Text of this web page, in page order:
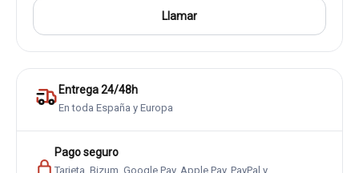
Llamar
Entrega 24/48h
En toda España y Europa
Pago seguro
Tarjeta, Bizum, Google Pay, Apple Pay, PayPal y